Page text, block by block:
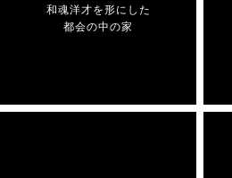
和魂洋才を形にした
都会の中の家